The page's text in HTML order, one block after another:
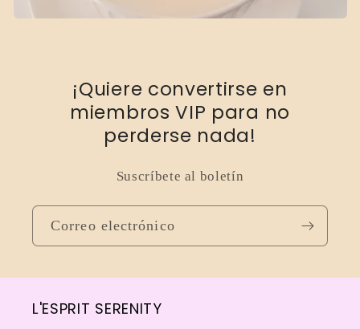
¡Quiere convertirse en
miembros VIP para no
perderse nada!
Suscríbete al boletín
Correo electrónico
L'ESPRIT SERENITY